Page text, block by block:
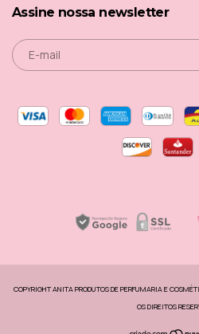
Assine nossa newsletter
COPYRIGHT ANITA PRODUTOS DE PERFUMARIA E
OS DIREITOS